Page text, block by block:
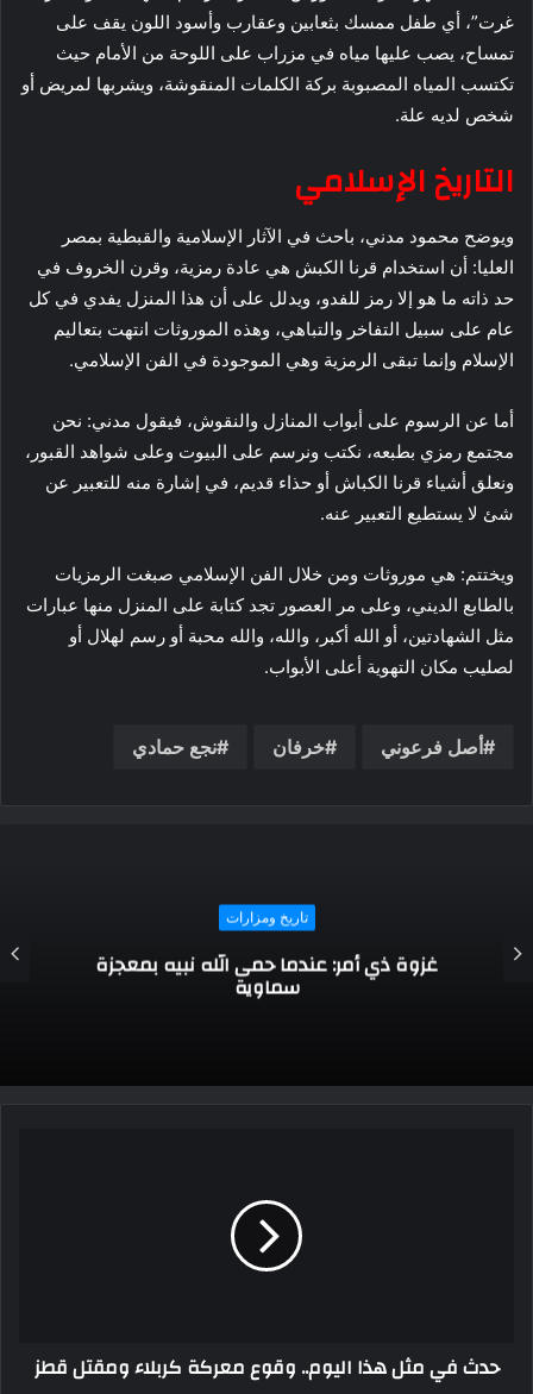
غرت”، أي طفل ممسك بثعابين وعقارب وأسود اللون يقف على
تمساح، يصب عليها مياه في مزراب على اللوحة من الأمام حيث
تكتسب المياه المصبوبة بركة الكلمات المنقوشة، ويشربها لمريض أو
شخص لديه علة.
التاريخ الإسلامي
ويوضح محمود مدني، باحث في الآثار الإسلامية والقبطية بمصر
العليا: أن استخدام قرنا الكبش هي عادة رمزية، وقرن الخروف في
حد ذاته ما هو إلا رمز للفدو، ويدلل على أن هذا المنزل يفدي في كل
عام على سبيل التفاخر والتباهي، وهذه الموروثات انتهت بتعاليم
الإسلام وإنما تبقى الرمزية وهي الموجودة في الفن الإسلامي.
أما عن الرسوم على أبواب المنازل والنقوش، فيقول مدني: نحن
مجتمع رمزي بطبعه، نكتب ونرسم على البيوت وعلى شواهد القبور،
ونعلق أشياء قرنا الكباش أو حذاء قديم، في إشارة منه للتعبير عن
شئ لا يستطيع التعبير عنه.
ويختتم: هي موروثات ومن خلال الفن الإسلامي صبغت الرمزيات
بالطابع الديني، وعلى مر العصور تجد كتابة على المنزل منها عبارات
مثل الشهادتين، أو الله أكبر، والله، والله محبة أو رسم لهلال أو
لصليب مكان التهوية أعلى الأبواب.
أصل فرعوني خرفان نجع حمادي
تاريخ ومزارات
باحثة في الآثار تكشف أسرار صناعة “الأواني
الكانوبية” في مصر القديمة
حدث في مثل هذا اليوم.. وقوع معركة كربلاء ومقتل قطز